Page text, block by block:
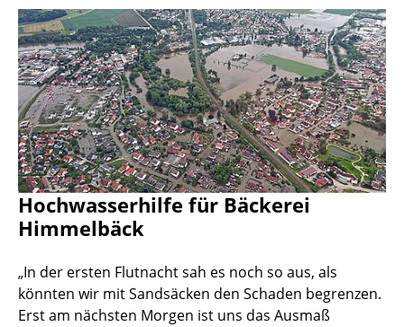
Hochwasserhilfe für Bäckerei
Himmelbäck
„In der ersten Flutnacht sah es noch so aus, als
könnten wir mit Sandsäcken den Schaden begrenzen.
Erst am nächsten Morgen ist uns das Ausmaß